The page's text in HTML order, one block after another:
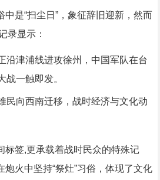
是“扫尘日”，象征辞旧迎新，然而
录显示：
沿津浦线进攻徐州，中国军队在台
战一触即发。
民向西南迁移，战时经济与文化动
标签,更承载着战时民众的特殊记
火中坚持“祭灶”习俗，体现了文化